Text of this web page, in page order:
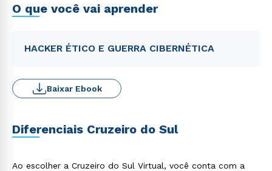
O que você vai aprender
HACKER ÉTICO E GUERRA CIBERNÉTICA
Baixar Ebook
Diferenciais Cruzeiro do Sul
Ao escolher a Cruzeiro do Sul Virtual, você conta com a